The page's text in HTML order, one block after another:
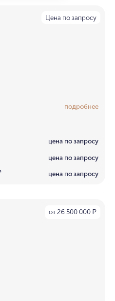
Цена по запросу
подробнее
цена по запросу
цена по запросу
цена по запросу
от 26 500 000 ₽